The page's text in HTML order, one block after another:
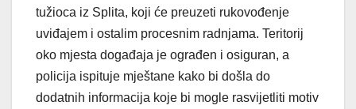
tužioca iz Splita, koji će preuzeti rukovođenje
uviđajem i ostalim procesnim radnjama. Teritorij
oko mjesta događaja je ograđen i osiguran, a
policija ispituje mještane kako bi došla do
dodatnih informacija koje bi mogle rasvijetliti motiv